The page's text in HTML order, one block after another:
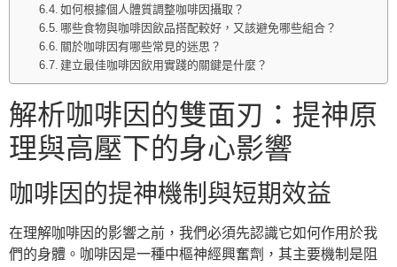
如何根據個人體質調整咖啡因攝取？
哪些食物與咖啡因飲品搭配較好，又該避免哪些組合？
關於咖啡因有哪些常見的迷思？
建立最佳咖啡因飲用實踐的關鍵是什麼？
解析咖啡因的雙面刃：提神原
理與高壓下的身心影響
咖啡因的提神機制與短期效益
在理解咖啡因的影響之前，我們必須先認識它如何作用於我
們的身體。咖啡因是一種中樞神經興奮劑，其主要機制是阻